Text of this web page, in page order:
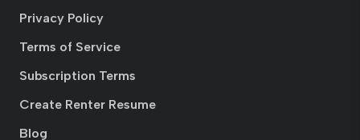
Privacy Policy
Terms of Service
Subscription Terms
Create Renter Resume
Blog